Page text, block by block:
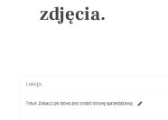
zdjęcia.